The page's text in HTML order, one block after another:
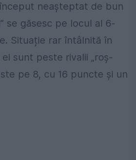
neașteptat de bun
se găsesc pe locul al 6-
Situație rar întâlnită în
sunt peste rivalii „roș-
pe 8, cu 16 puncte și un